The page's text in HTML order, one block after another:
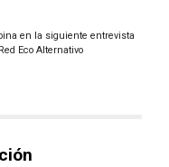
en la siguiente entrevista
Eco Alternativo